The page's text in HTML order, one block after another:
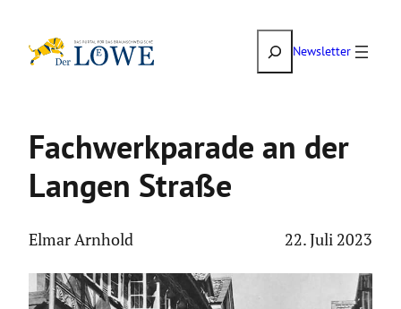
Inhalt
SuchenNewsletter
Fachwerk­pa­rade an der
Langen Straße
Elmar Arnhold 22. Juli 2023